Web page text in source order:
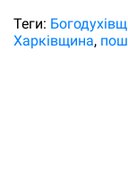
Теги:
Харківщина